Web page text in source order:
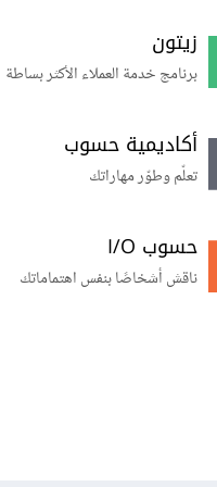
زيتون
برنامج خدمة العملاء الأكثر بساطة
أكاديمية حسوب
تعلّم وطوّر مهاراتك
حسوب I/O
ناقش أشخاصًا بنفس اهتماماتك